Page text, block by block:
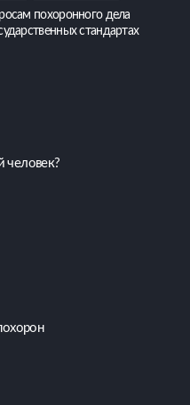
похоронного дела
стандартах
человек?